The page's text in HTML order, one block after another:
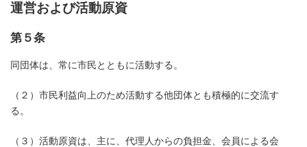
運営および活動原資
第５条
同団体は、常に市民とともに活動する。
（２）市民利益向上のため活動する他団体とも積極的に交流す
る。
（３）活動原資は、主に、代理人からの負担金、会員による会